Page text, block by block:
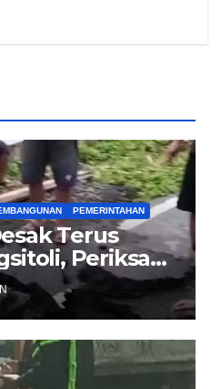
PEMERINTAHAN
Terus
Periksa
Dugaan
Jalan
(MYC) Senilai